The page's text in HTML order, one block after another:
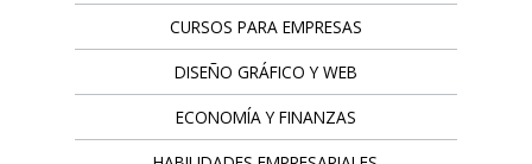
CURSOS PARA EMPRESAS
DISEÑO GRÁFICO Y WEB
ECONOMÍA Y FINANZAS